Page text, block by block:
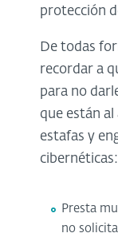
protección
De todas
recordar a
para no
que están
estafas y
cibernéticas:
Presta
no